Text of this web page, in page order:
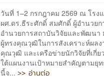
วันที่ 1–2 กรกฎาคม 2569 ณ โรง
ผศ.ดร.ธีระศักดิ์ สมศักดิ์ ผู้อำนวย
อำนวยการสถาบันวิจัยและพัฒนา
ผู้ทรงคุณวุฒิในการสังเคราะห์ผล
คุณวุฒิ และเครือข่ายนักวิจัยที่เกี่ย
ใต้แผนงานเป้าหมายสำคัญตามยุ
นี้จ...>> อ่านต่อ